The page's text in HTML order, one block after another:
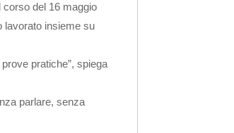
del 16 maggio
lavorato insieme su
pratiche”, spiega
parlare, senza